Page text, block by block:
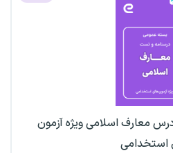
معارف اسلامی ویژه آزمون
استخدامی